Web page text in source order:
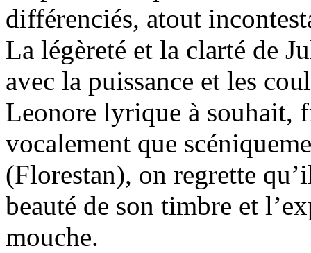
différenciés, atout
La légèreté et la clarté de
avec la puissance et les
Leonore lyrique à souhait,
vocalement que
(Florestan), on regrette
beauté de son timbre et
mouche.